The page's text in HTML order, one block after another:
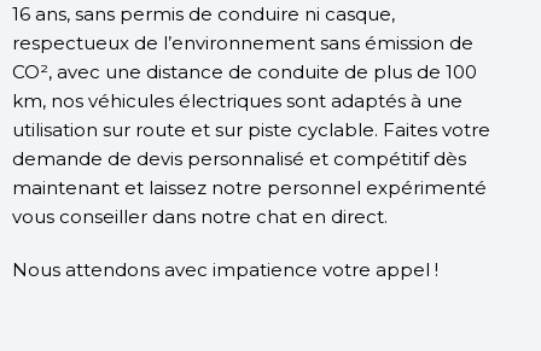
16 ans, sans permis de conduire ni casque,
respectueux de l’environnement sans émission de
CO², avec une distance de conduite de plus de 100
km, nos véhicules électriques sont adaptés à une
utilisation sur route et sur piste cyclable. Faites votre
demande de devis personnalisé et compétitif dès
maintenant et laissez notre personnel expérimenté
vous conseiller dans notre chat en direct.
Nous attendons avec impatience votre appel !